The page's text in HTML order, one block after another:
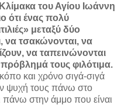
του Αγίου Ιωάννη
ότι ένας πολύ
μεταξύ δύο
να τσακώνονται, να
να ταπεινώνονται
πρόβλημά τους φιλότιμα.
και χρόνο σιγά-σιγά
ψυχή τους πάνω στο
πάνω στην άμμο που είναι